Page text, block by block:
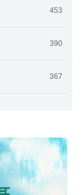
453
390
367